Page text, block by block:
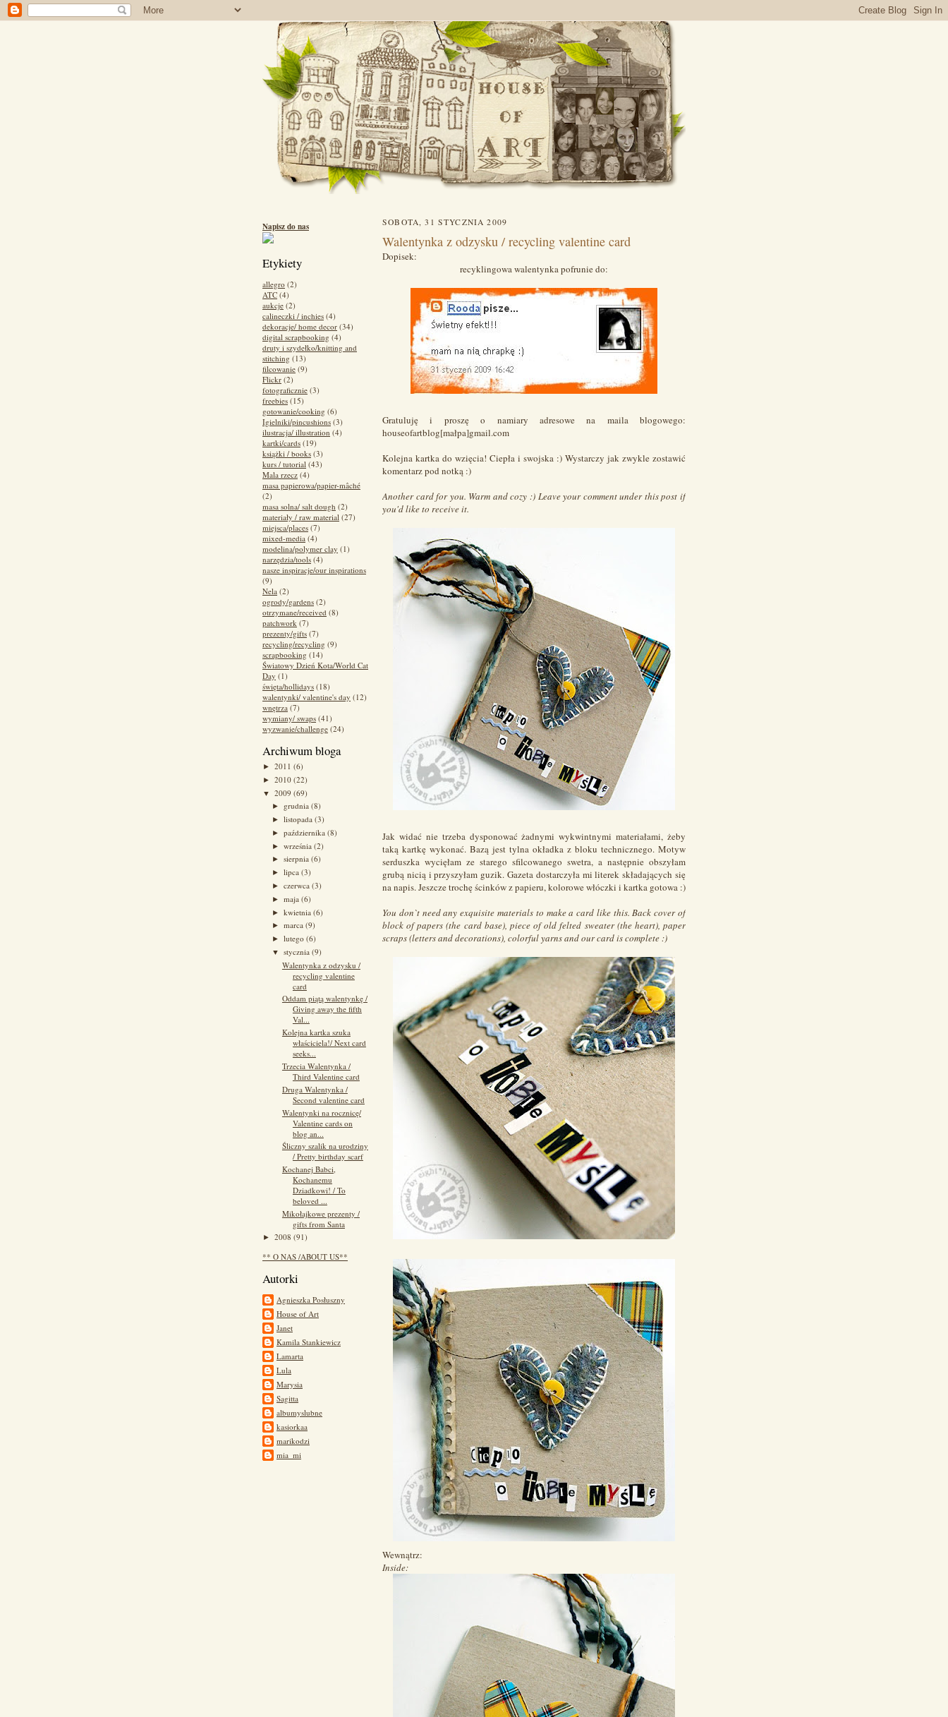
Napisz do nas
Etykiety
allegro (2)
ATC (4)
aukcje (2)
calineczki / inchies (4)
dekoracje/ home decor (34)
digital scrapbooking (4)
druty i szydełko/knitting and
stitching (13)
filcowanie (9)
Flickr (2)
fotograficznie (3)
freebies (15)
gotowanie/cooking (6)
Igielniki/pincushions (3)
ilustracja/ illustration (4)
kartki/cards (19)
książki / books (3)
kurs / tutorial (43)
Mala rzecz (4)
masa papierowa/papier-mâché
(2)
masa solna/ salt dough (2)
materiały / raw material (27)
miejsca/places (7)
mixed-media (4)
modelina/polymer clay (1)
narzędzia/tools (4)
nasze inspiracje/our inspirations
(9)
Nela (2)
ogrody/gardens (2)
otrzymane/received (8)
patchwork (7)
prezenty/gifts (7)
recycling/recycling (9)
scrapbooking (14)
Światowy Dzień Kota/World Cat
Day (1)
święta/hollidays (18)
walentynki/ valentine's day (12)
wnętrza (7)
wymiany/ swaps (41)
wyzwanie/challenge (24)
Archiwum bloga
► 2011 (6)
► 2010 (22)
▼ 2009 (69)
►grudnia(8)
►listopada(3)
►października(8)
►września(2)
►sierpnia(6)
►lipca(3)
►czerwca(3)
►maja(6)
►kwietnia(6)
►marca(9)
►lutego(6)
▼stycznia(9)
Walentynka z odzysku /
recycling valentine
card
Oddam piątą walentynkę /
Giving away the fifth
Val...
Kolejna kartka szuka
właściciela!/ Next card
seeks...
Trzecia Walentynka /
Third Valentine card
Druga Walentynka /
Second valentine card
Walentynki na rocznicę/
Valentine cards on
blog an...
Śliczny szalik na urodziny
/ Pretty birthday scarf
Kochanej Babci,
Kochanemu
Dziadkowi! / To
beloved ...
Mikołajkowe prezenty /
gifts from Santa
► 2008 (91)
** O NAS /ABOUT US**
Autorki
Agnieszka Posłuszny
House of Art
Janet
Kamila Stankiewicz
Lamarta
Lula
Marysia
Sagitta
albumyslubne
kasiorkaa
marikodzi
mia_mi
SOBOTA, 31 STYCZNIA 2009
Walentynka z odzysku / recycling valentine card
Dopisek:
recyklingowa walentynka pofrunie do:
Gratuluję i proszę o namiary adresowe na maila blogowego:
houseofartblog[małpa]gmail.com
Kolejna kartka do wzięcia! Ciepła i swojska :) Wystarczy jak zwykle zostawić
komentarz pod notką :)
Another card for you. Warm and cozy :) Leave your comment under this post if
you'd like to receive it.
Jak widać nie trzeba dysponować żadnymi wykwintnymi materiałami, żeby
taką kartkę wykonać. Bazą jest tylna okładka z bloku technicznego. Motyw
serduszka wycięłam ze starego sfilcowanego swetra, a następnie obszyłam
grubą nicią i przyszyłam guzik. Gazeta dostarczyła mi literek składających się
na napis. Jeszcze trochę ścinków z papieru, kolorowe włóczki i kartka gotowa :)
You don`t need any exquisite materials to make a card like this. Back cover of
block of papers (the card base), piece of old felted sweater (the heart), paper
scraps (letters and decorations), colorful yarns and our card is complete :)
Wewnątrz:
Inside: